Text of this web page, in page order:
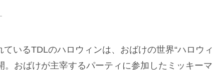
いるTDLのハロウィンは、おばけの世界“ハロウィ
。おばけが主宰するパーティに参加したミッキーマ